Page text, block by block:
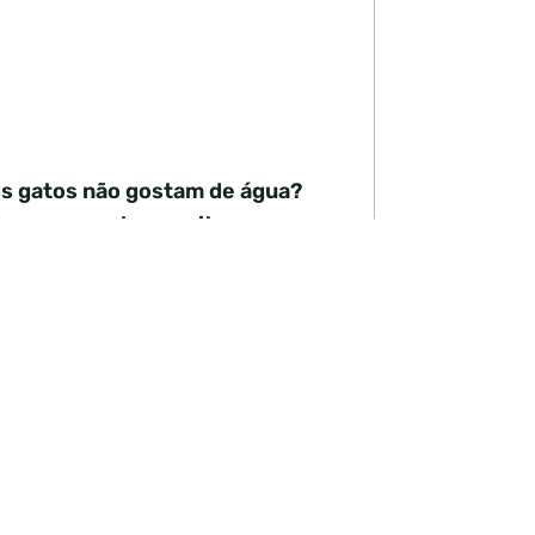
gatos não gostam de água?
perceber o mito